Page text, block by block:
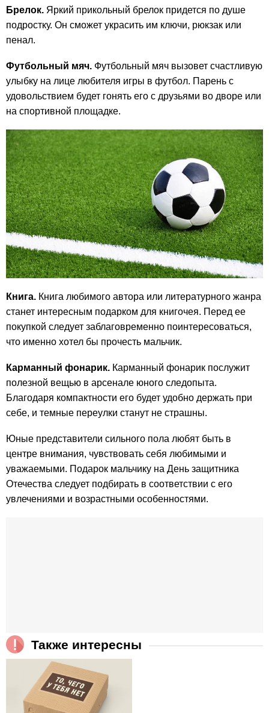
Брелок. Яркий прикольный брелок придется по душе
подростку. Он сможет украсить им ключи, рюкзак или
пенал.
Футбольный мяч. Футбольный мяч вызовет счастливую
улыбку на лице любителя игры в футбол. Парень с
удовольствием будет гонять его с друзьями во дворе или
на спортивной площадке.
Книга. Книга любимого автора или литературного жанра
станет интересным подарком для книгочея. Перед ее
покупкой следует заблаговременно поинтересоваться,
что именно хотел бы прочесть мальчик.
Карманный фонарик. Карманный фонарик послужит
полезной вещью в арсенале юного следопыта.
Благодаря компактности его будет удобно держать при
себе, и темные переулки станут не страшны.
Юные представители сильного пола любят быть в
центре внимания, чувствовать себя любимыми и
уважаемыми. Подарок мальчику на День защитника
Отечества следует подбирать в соответствии с его
увлечениями и возрастными особенностями.
Также интересны